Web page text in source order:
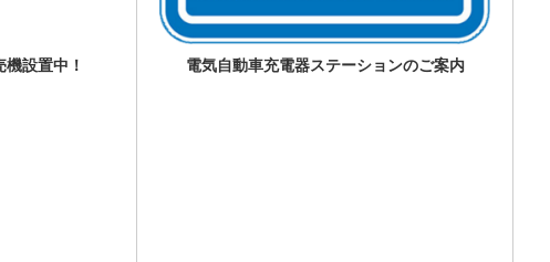
設置中！ 電気自動車充電器ステーションのご案内